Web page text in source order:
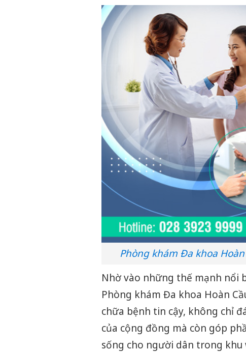
Phòng khám Đa khoa
Nhờ vào những thế mạnh nổi
Phòng khám Đa khoa Hoàn
chữa bệnh tin cậy, không chỉ
của cộng đồng mà còn góp
sống cho người dân trong khu